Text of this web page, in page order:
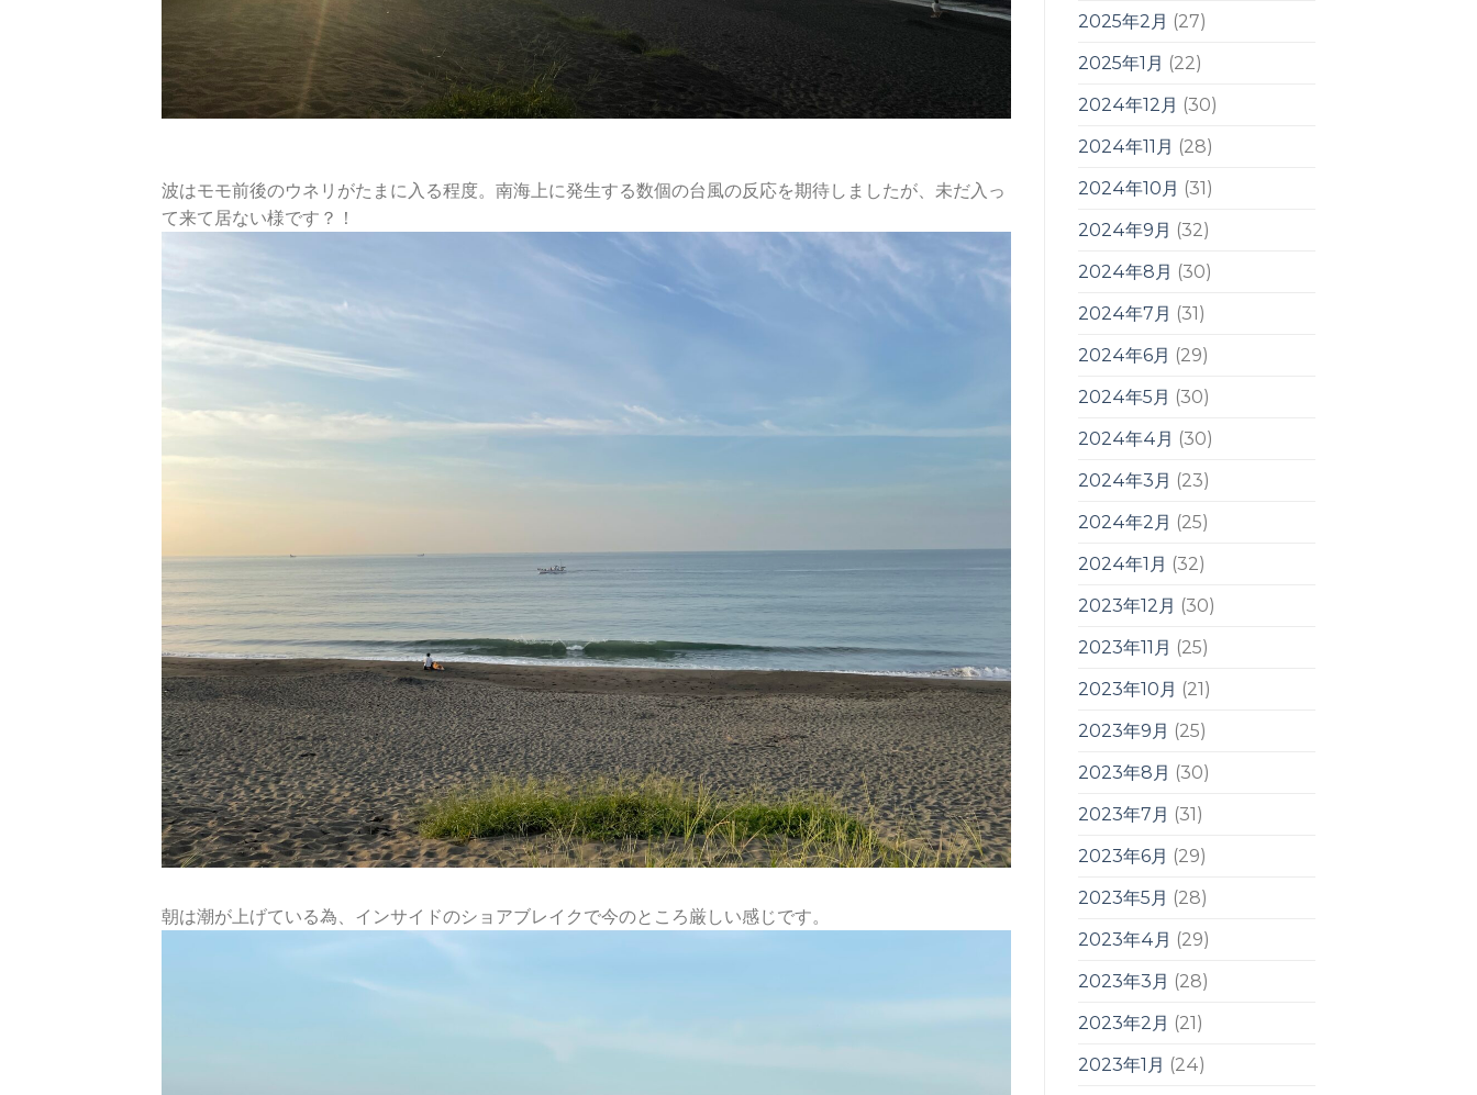
波はモモ前後のウネリがたまに入る程度。南海上に発生する数個の台風の反応を期待しましたが、未だ入っ
て来て居ない様です？！
朝は潮が上げている為、インサイドのショアブレイクで今のところ厳しい感じです。
2025年2月 (27)
2025年1月 (22)
2024年12月 (30)
2024年11月 (28)
2024年10月 (31)
2024年9月 (32)
2024年8月 (30)
2024年7月 (31)
2024年6月 (29)
2024年5月 (30)
2024年4月 (30)
2024年3月 (23)
2024年2月 (25)
2024年1月 (32)
2023年12月 (30)
2023年11月 (25)
2023年10月 (21)
2023年9月 (25)
2023年8月 (30)
2023年7月 (31)
2023年6月 (29)
2023年5月 (28)
2023年4月 (29)
2023年3月 (28)
2023年2月 (21)
2023年1月 (24)